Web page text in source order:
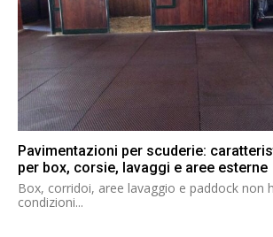
Pavimentazioni per scuderie:
per box, corsie, lavaggi e aree esterne
Box, corridoi, aree lavaggio e paddock non
condizioni...